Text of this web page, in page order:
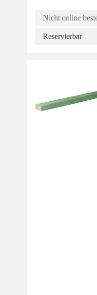
Nicht online
Reservierbar